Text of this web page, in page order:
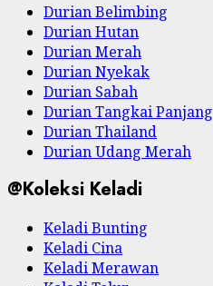
Durian Belimbing
Durian Hutan
Durian Merah
Durian Nyekak
Durian Sabah
Durian Tangkai Panjang
Durian Thailand
Durian Udang Merah
@Koleksi Keladi
Keladi Bunting
Keladi Cina
Keladi Merawan